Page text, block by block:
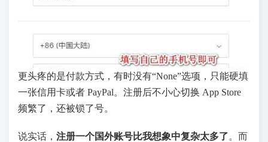
更头疼的是付款方式，有时没有“None”选项，只能硬填
一张信用卡或者 PayPal。注册后不小心切换 App Store
频繁了，还被锁了号。
说实话， 注册一个国外账号比我想象中复杂太多了。而